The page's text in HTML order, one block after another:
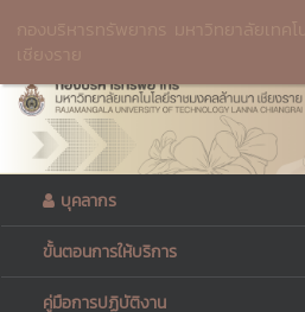
กองบริหารทรัพยากร มหาวิทยาลัยเทคโ
เชียงราย
บุคลากร
ขั้นตอนการให้บริการ
คู่มือการปฏิบัติงาน